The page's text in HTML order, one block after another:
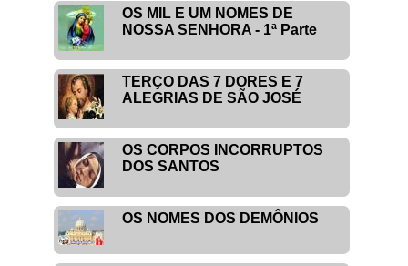
OS MIL E UM NOMES DE
NOSSA SENHORA - 1ª Parte
TERÇO DAS 7 DORES E 7
ALEGRIAS DE SÃO JOSÉ
OS CORPOS INCORRUPTOS
DOS SANTOS
OS NOMES DOS DEMÔNIOS